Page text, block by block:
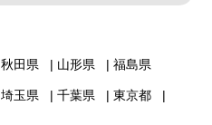
秋田県 山形県 福島県
埼玉県 千葉県
東京都